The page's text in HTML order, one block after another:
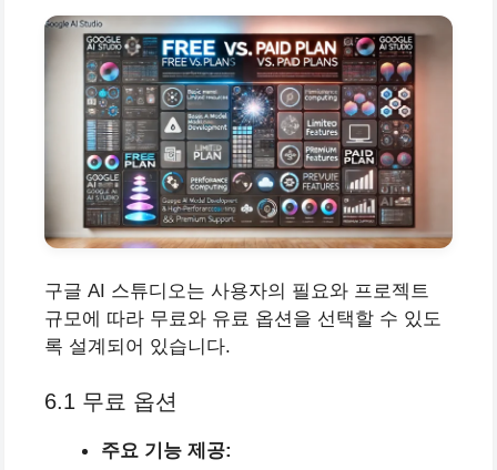
구글 AI 스튜디오는 사용자의 필요와 프로젝트
규모에 따라 무료와 유료 옵션을 선택할 수 있도
록 설계되어 있습니다.
6.1 무료 옵션
주요 기능 제공: